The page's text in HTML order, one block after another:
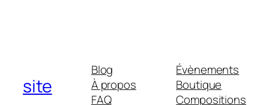
site
Blog
À propos
FAQ
Évènements
Boutique
Compositions